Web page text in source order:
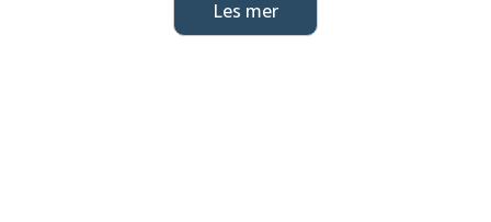
Les mer